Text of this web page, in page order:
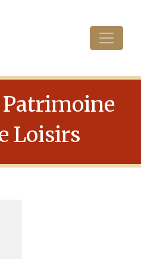
Loisirs